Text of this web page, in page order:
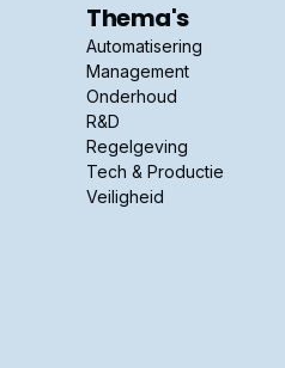
Thema's
Automatisering
Management
Onderhoud
R&D
Regelgeving
Tech & Productie
Veiligheid